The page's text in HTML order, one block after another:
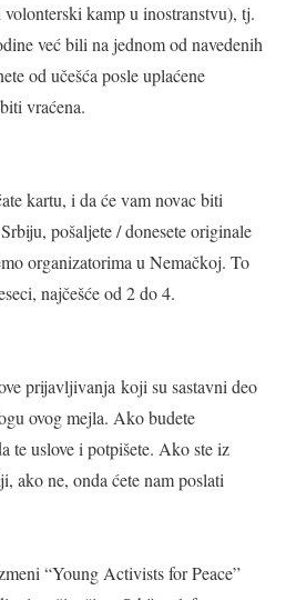
kamp u inostranstvu), tj.
već bili na jednom od navedenih
od učešća posle uplaćene
vraćena.
kartu, i da će vam novac biti
pošaljete / donesete originale
organizatorima u Nemačkoj. To
najčešće od 2 do 4.
prijavljivanja koji su sastavni deo
ovog mejla. Ako budete
te uslove i potpišete. Ako ste iz
ako ne, onda ćete nam poslati
“Young Activists for Peace”